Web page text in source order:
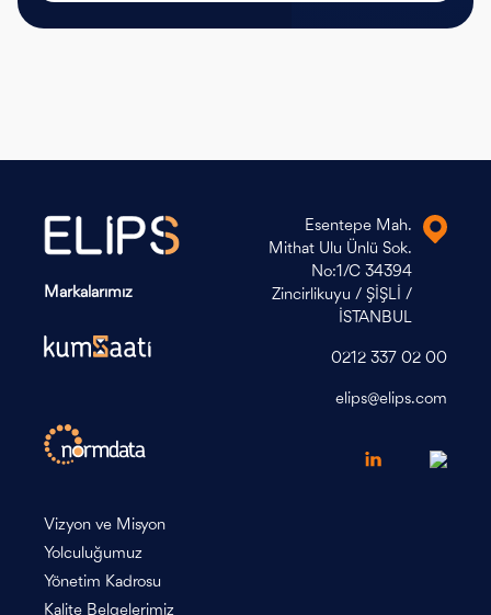
Markalarımız
Esentepe Mah.
Mithat Ulu Ünlü Sok.
No:1/C 34394
Zincirlikuyu / ŞİŞLİ /
İSTANBUL
0212 337 02 00
elips@elips.com
Vizyon ve Misyon
Yolculuğumuz
Yönetim Kadrosu
Kalite Belgelerimiz